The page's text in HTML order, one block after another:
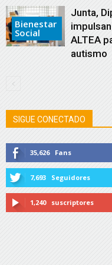
Bienestar
Social
Junta,
ALTEA
autismo
SIGUE CONECTADO
35,626 Fans
7,693 Seguidores
1,240 suscriptores